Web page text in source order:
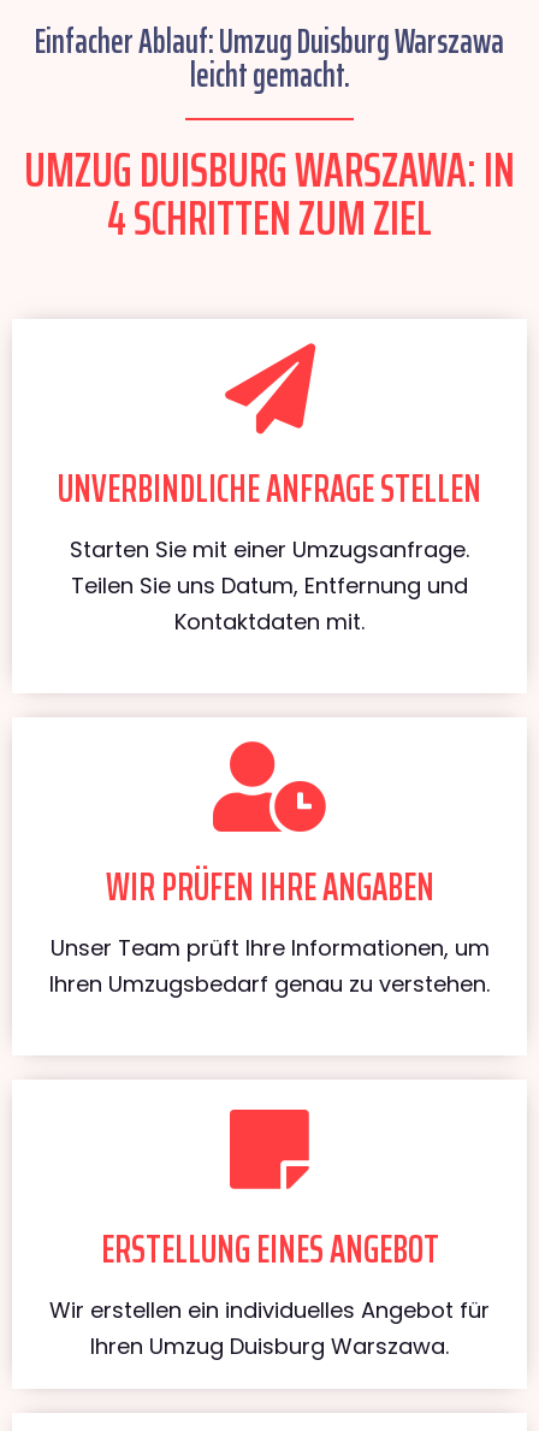
Einfacher Ablauf: Umzug Duisburg Warszawa
leicht gemacht.
UMZUG DUISBURG WARSZAWA: IN
4 SCHRITTEN ZUM ZIEL
UNVERBINDLICHE ANFRAGE STELLEN
Starten Sie mit einer Umzugsanfrage.
Teilen Sie uns Datum, Entfernung und
Kontaktdaten mit.
WIR PRÜFEN IHRE ANGABEN
Unser Team prüft Ihre Informationen, um
Ihren Umzugsbedarf genau zu verstehen.
ERSTELLUNG EINES ANGEBOT
Wir erstellen ein individuelles Angebot für
Ihren Umzug Duisburg Warszawa.